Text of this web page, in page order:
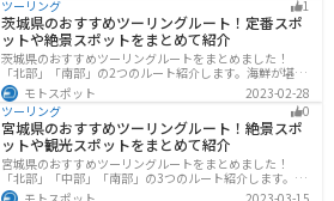
は参考にしてください。
ツーリング 1
茨城県のおすすめツーリングルート！定番スポ
ットや絶景スポットをまとめて紹介
茨城県のおすすめツーリングルートをまとめました！
「北部」「南部」の2つのルート紹介します。海鮮が堪能
できる港や梅の景勝地、自然豊かな山々があるのでツー
リングにもってこいです。バイクで茨城県にツーリング
に行く際は参考にしてください。
モトスポット
2023-02-28
ツーリング
0
宮城県のおすすめツーリングルート！絶景スポ
ットや観光スポットをまとめて紹介
宮城県のおすすめツーリングルートをまとめました！
「北部」「中部」「南部」の3つのルート紹介します。キ
ツネ村や広大な山や滝、湖などを歴史や自然を満喫する